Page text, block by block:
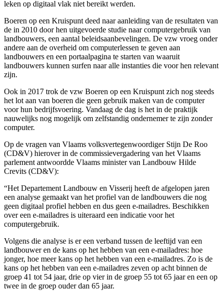
leken op digitaal vlak niet bereikt werden.
Boeren op een Kruispunt deed naar aanleiding van de resultaten van
de in 2010 door hen uitgevoerde studie naar computergebruik van
landbouwers, een aantal beleidsaanbevelingen. De vzw vroeg onder
andere aan de overheid om computerlessen te geven aan
landbouwers en een portaalpagina te starten van waaruit
landbouwers kunnen surfen naar alle instanties die voor hen relevant
zijn.
Ook in 2017 trok de vzw Boeren op een Kruispunt zich nog steeds
het lot aan van boeren die geen gebruik maken van de computer
voor hun bedrijfsvoering. Vandaag de dag is het in de praktijk
nauwelijks nog mogelijk om zelfstandig ondernemer te zijn zonder
computer.
Op de vragen van Vlaams volksvertegenwoordiger Stijn De Roo
(CD&V) hierover in de commissievergadering van het Vlaams
parlement antwoordde Vlaams minister van Landbouw Hilde
Crevits (CD&V):
“Het Departement Landbouw en Visserij heeft de afgelopen jaren
een analyse gemaakt van het profiel van de landbouwers die nog
geen digitaal profiel hebben en dus geen e-mailadres. Beschikken
over een e-mailadres is uiteraard een indicatie voor het
computergebruik.
Volgens die analyse is er een verband tussen de leeftijd van een
landbouwer en de kans op het hebben van een e-mailadres: hoe
jonger, hoe meer kans op het hebben van een e-mailadres. Zo is de
kans op het hebben van een e-mailadres zeven op acht binnen de
groep 41 tot 54 jaar, drie op vier in de groep 55 tot 65 jaar en een op
twee in de groep ouder dan 65 jaar.